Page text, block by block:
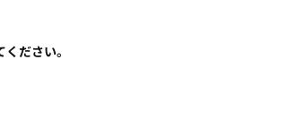
ださい。